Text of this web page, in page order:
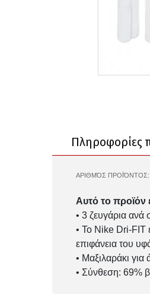
Πληροφορίες
ΑΡΙΘΜΌΣ ΠΡΟΪΌΝΤΟΣ:
Αυτό το προϊόν
• 3 ζευγάρια ανά
• Το Nike Dri-FIT
επιφάνεια του
• Μαξιλαράκι για
• Σύνθεση: 69%